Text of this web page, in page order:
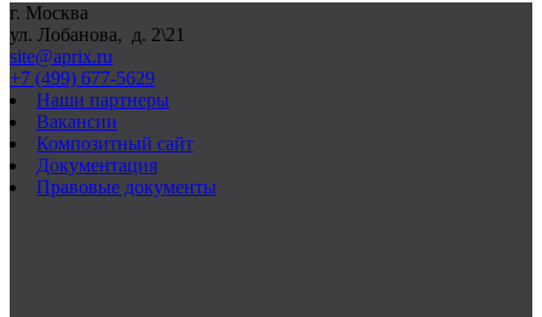
г. Москва
ул. Лобанова, д. 2\21
site@aprix.ru
+7 (499) 677-5629
Наши партнеры
Вакансии
Композитный сайт
Документация
Правовые документы